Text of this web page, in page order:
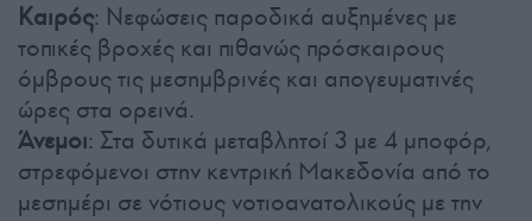
Καιρός: Νεφώσεις παροδικά αυξημένες με
τοπικές βροχές και πιθανώς πρόσκαιρους
όμβρους τις μεσημβρινές και απογευματινές
ώρες στα ορεινά.
Άνεμοι: Στα δυτικά μεταβλητοί 3 με 4 μποφόρ,
στρεφόμενοι στην κεντρική Μακεδονία από το
μεσημέρι σε νότιους νοτιοανατολικούς με την